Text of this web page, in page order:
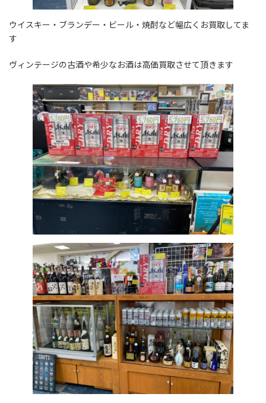
ウイスキー・ブランデー・ビール・焼酎など幅広くお買取してま
す
ヴィンテージの古酒や希少なお酒は高価買取させて頂きます